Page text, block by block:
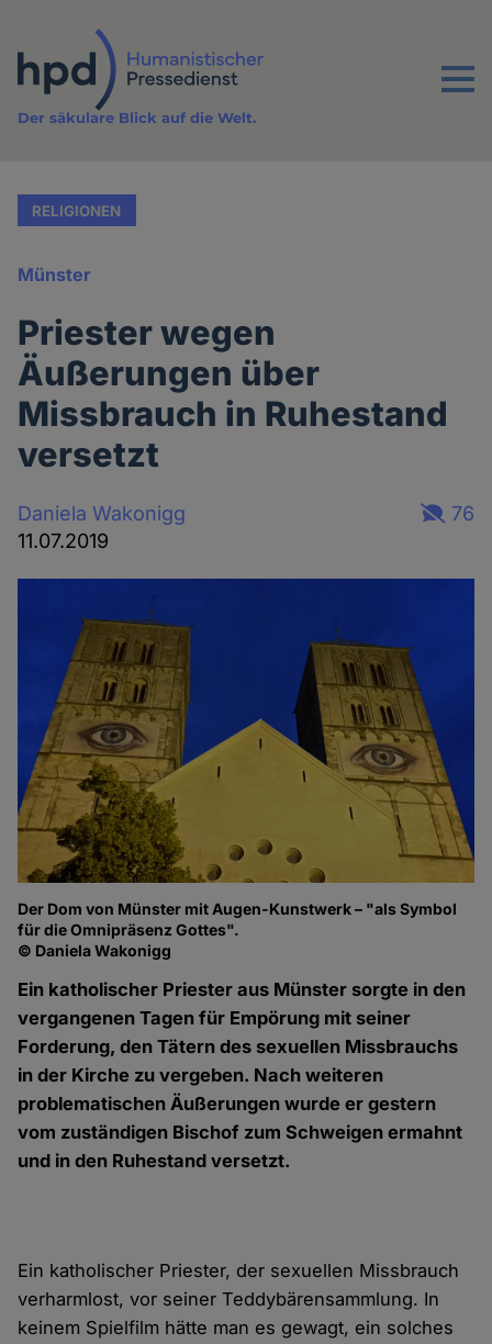
Inhalt
Menu
Der säkulare Blick auf die Welt.
RELIGIONEN
Münster
Priester wegen
Äußerungen über
Missbrauch in Ruhestand
versetzt
Daniela Wakonigg
11.07.2019
76
Der Dom von Münster mit Augen-Kunstwerk – "als Symbol
für die Omnipräsenz Gottes".
© Daniela Wakonigg
Ein katholischer Priester aus Münster sorgte in den
vergangenen Tagen für Empörung mit seiner
Forderung, den Tätern des sexuellen Missbrauchs
in der Kirche zu vergeben. Nach weiteren
problematischen Äußerungen wurde er gestern
vom zuständigen Bischof zum Schweigen ermahnt
und in den Ruhestand versetzt.
Ein katholischer Priester, der sexuellen Missbrauch
verharmlost, vor seiner Teddybärensammlung. In
keinem Spielfilm hätte man es gewagt, ein solches